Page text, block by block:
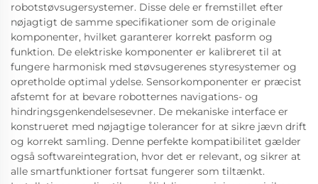
robotstøvsugersystemer. Disse dele er fremstillet efter
nøjagtigt de samme specifikationer som de originale
komponenter, hvilket garanterer korrekt pasform og
funktion. De elektriske komponenter er kalibreret til at
fungere harmonisk med støvsugerenes styresystemer og
opretholde optimal ydelse. Sensorkomponenter er præcist
afstemt for at bevare robotternes navigations- og
hindringsgenkendelsesevner. De mekaniske interface er
konstrueret med nøjagtige tolerancer for at sikre jævn drift
og korrekt samling. Denne perfekte kompatibilitet gælder
også softwareintegration, hvor det er relevant, og sikrer at
alle smartfunktioner fortsat fungerer som tiltænkt.